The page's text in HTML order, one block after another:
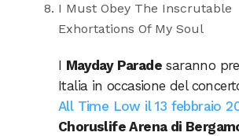
I Must Obey The Inscrutable
Exhortations Of My Soul
I Mayday Parade saranno
Italia in occasione del
All Time Low il 13 febbraio
Choruslife Arena di